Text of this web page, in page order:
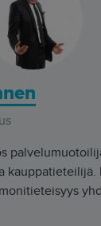
kauppatieteilijä.